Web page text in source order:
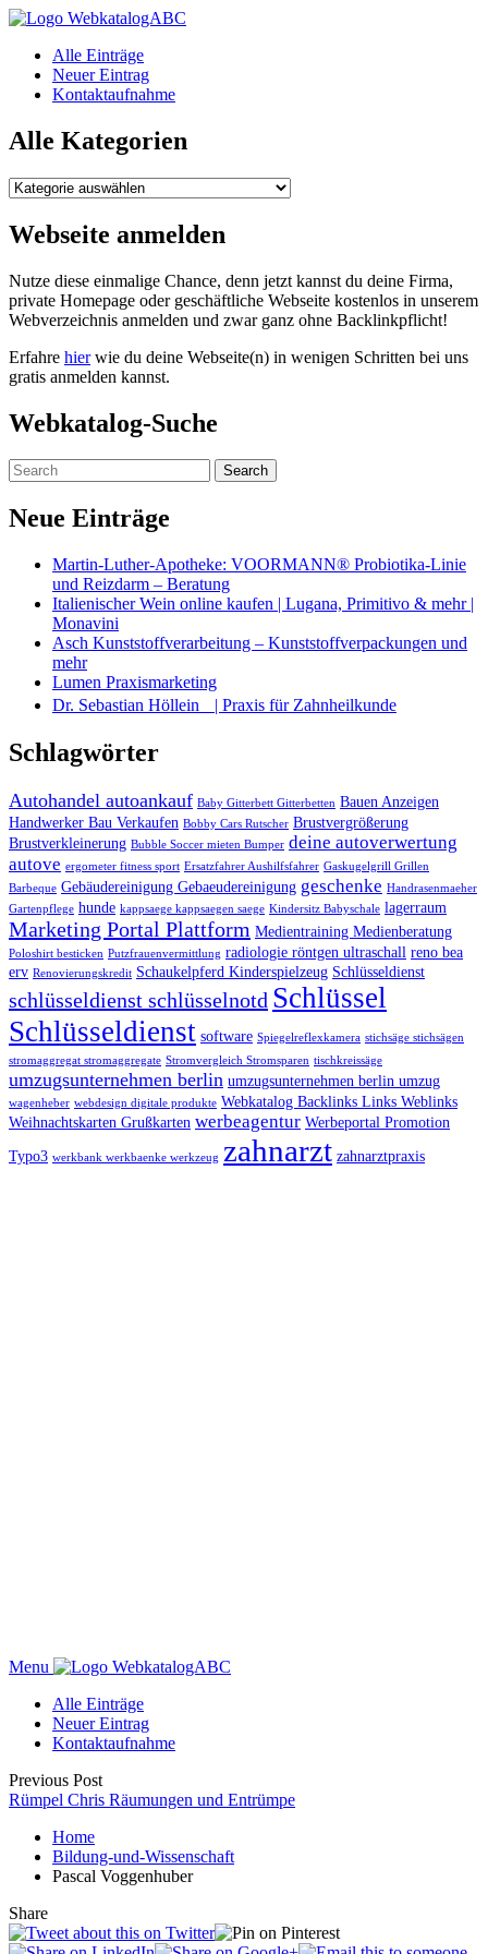
WebkatalogABC
Alle Einträge
Neuer Eintrag
Kontaktaufnahme
Alle Kategorien
Alle
Webseite anmelden
Nutze diese einmalige Chance, denn jetzt kannst du deine Firma,
private Homepage oder geschäftliche Webseite kostenlos in unserem
Webverzeichnis anmelden und zwar ganz ohne Backlinkpflicht!
Erfahre hierwie du deine Webseite(n) in wenigen Schritten bei uns
gratis anmelden kannst.
Webkatalog-Suche
Neue Einträge
Martin-Luther-Apotheke: VOORMANN® Probiotika-Linie
und Reizdarm – Beratung
Italienischer Wein online kaufen | Lugana, Primitivo & mehr |
Monavini
Asch Kunststoffverarbeitung – Kunststoffverpackungen und
mehr
Lumen Praxismarketing
Dr. Sebastian Höllein | Praxis für Zahnheilkunde
Schlagwörter
Autohandel autoankauf Baby Gitterbett Gitterbetten Bauen Anzeigen
Handwerker Bau Verkaufen Bobby Cars Rutscher Brustvergrößerung
Brustverkleinerung Bubble Soccer mieten Bumper deine autoverwertung
autove ergometer fitness sport Ersatzfahrer Aushilfsfahrer Gaskugelgrill Grillen
Barbeque Gebäudereinigung Gebaeudereinigung geschenke Handrasenmaeher
Gartenpflege hunde kappsaege kappsaegen saege Kindersitz Babyschale lagerraum
Marketing Portal Plattform Medientraining Medienberatung
Poloshirt besticken Putzfrauenvermittlung radiologie röntgen ultraschall reno bea
erv Renovierungskredit Schaukelpferd Kinderspielzeug Schlüsseldienst
schlüsseldienst schlüsselnotd Schlüssel
Schlüsseldienst software Spiegelreflexkamera stichsäge stichsägen
stromaggregat stromaggregate Stromvergleich Stromsparen tischkreissäge
umzugsunternehmen berlin umzugsunternehmen berlin umzug
wagenheber webdesign digitale produkte Webkatalog Backlinks Links Weblinks
Weihnachtskarten Grußkarten werbeagentur Werbeportal Promotion
Typo3 werkbank werkbaenke werkzeug zahnarzt zahnarztpraxis
Menu
WebkatalogABC
Alle Einträge
Neuer Eintrag
Kontaktaufnahme
Previous Post
Rümpel Chris Räumungen und Entrümpe
Home
Bildung-und-Wissenschaft
Pascal Voggenhuber
Share